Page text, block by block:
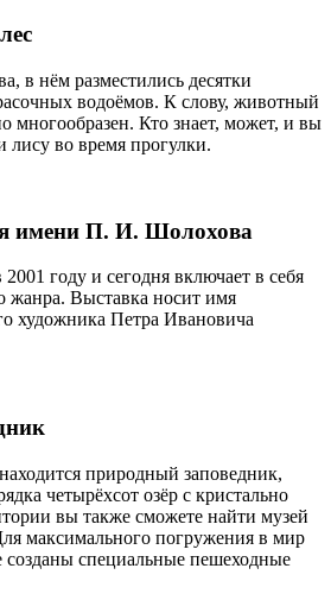
в нём разместились десятки
водоёмов. К слову, животный
многообразен. Кто знает, может, и вы
лису во время прогулки.
имени П. И. Шолохова
году и сегодня включает в себя
жанра. Выставка носит имя
художника Петра Ивановича
природный заповедник,
четырёхсот озёр с кристально
вы также сможете найти музей
максимального погружения в мир
созданы специальные пешеходные